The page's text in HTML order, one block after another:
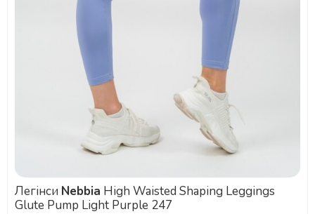
Легінси Nebbia High Waisted Shaping Leggings
Glute Pump Light Purple 247